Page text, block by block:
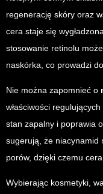
regenerację skóry oraz
cera staje się
stosowanie retinolu
naskórka, co prowadzi
Nie można zapomnieć o
właściwości
stan zapalny i poprawia
sugerują, że niacynamid
porów, dzięki czemu
Wybierając kosmetyki,